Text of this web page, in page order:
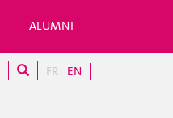
ALUMNI
FR EN